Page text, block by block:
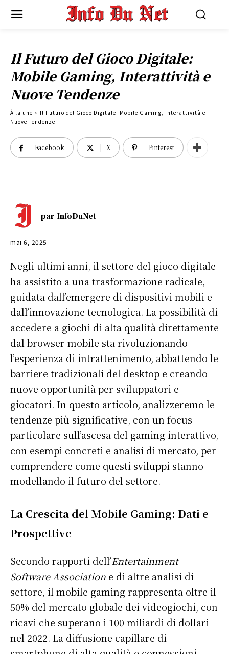
Il Futuro del Gioco Digitale:
Mobile Gaming, Interattività e
Nuove Tendenze
À la une
Il Futuro del Gioco Digitale: Mobile Gaming, Interattività e
Nuove Tendenze
Facebook X Pinterest
par InfoDuNet
mai 6, 2025
Negli ultimi anni, il settore del gioco digitale
ha assistito a una trasformazione radicale,
guidata dall’emergere di dispositivi mobili e
dall’innovazione tecnologica. La possibilità di
accedere a giochi di alta qualità direttamente
dal browser mobile sta rivoluzionando
l’esperienza di intrattenimento, abbattendo le
barriere tradizionali del desktop e creando
nuove opportunità per sviluppatori e
giocatori. In questo articolo, analizzeremo le
tendenze più significative, con un focus
particolare sull’ascesa del gaming interattivo,
con esempi concreti e analisi di mercato, per
comprendere come questi sviluppi stanno
modellando il futuro del settore.
La Crescita del Mobile Gaming: Dati e
Prospettive
Secondo rapporti dell’Entertainment
Software Association e di altre analisi di
settore, il mobile gaming rappresenta oltre il
50% del mercato globale dei videogiochi, con
ricavi che superano i 100 miliardi di dollari
nel 2022. La diffusione capillare di